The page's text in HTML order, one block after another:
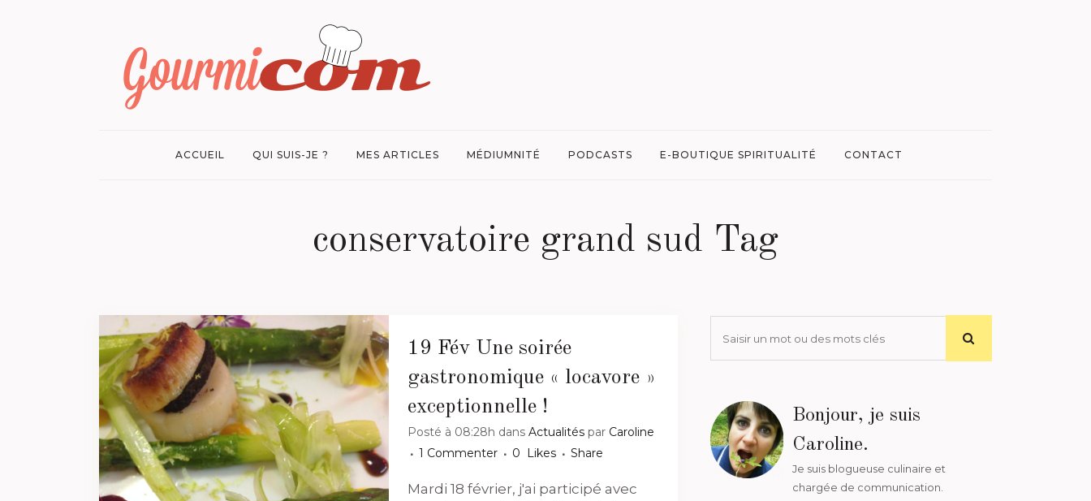
ACCUEIL QUI SUIS-JE ? MES ARTICLES MÉDIUMNITÉ PODCASTS E-BOUTIQUE SPIRITUALITÉ CONTACT
conservatoire grand sud Tag
19 Fév Une soirée
gastronomique « locavore »
exceptionnelle !
Posté à 08:28h dans Actualités par Caroline
1 Commenter
0 Likes Share
Mardi 18 février, j'ai participé avec
Bonjour, je suis
Caroline.
Je suis blogueuse culinaire et
chargée de communication.